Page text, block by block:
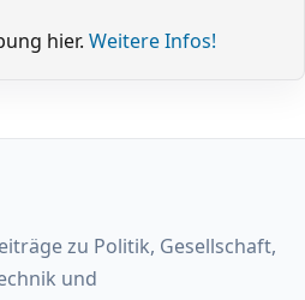
hier. Weitere Infos!
zu Politik, Gesellschaft,
und